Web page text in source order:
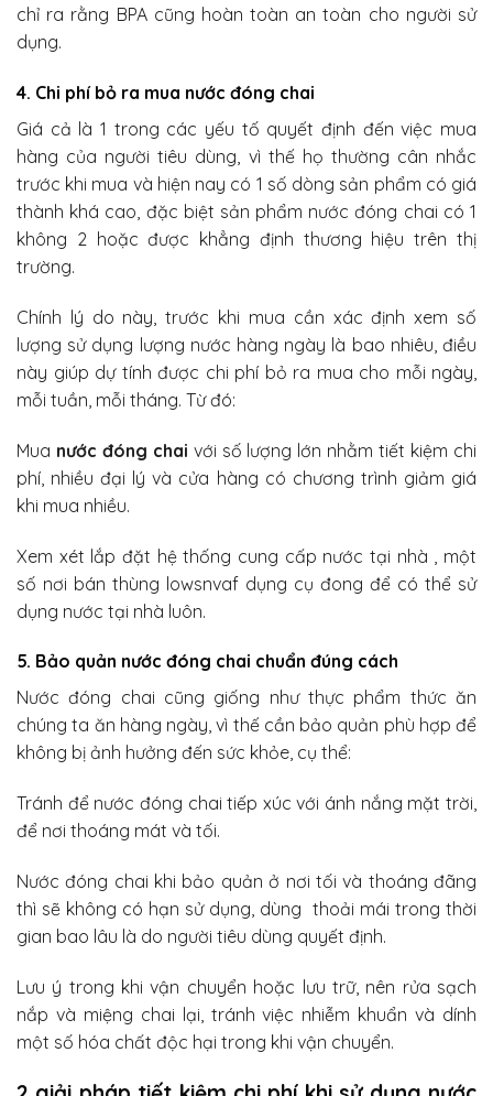
chỉ ra rằng BPA cũng hoàn toàn an toàn cho người sử
dụng.
4. Chi phí bỏ ra mua nước đóng chai
Giá cả là 1 trong các yếu tố quyết định đến việc mua
hàng của người tiêu dùng, vì thế họ thường cân nhắc
trước khi mua và hiện nay có 1 số dòng sản phẩm có giá
thành khá cao, đặc biệt sản phẩm nước đóng chai có 1
không 2 hoặc được khẳng định thương hiệu trên thị
trường.
Chính lý do này, trước khi mua cần xác định xem số
lượng sử dụng lượng nước hàng ngày là bao nhiêu, điều
này giúp dự tính được chi phí bỏ ra mua cho mỗi ngày,
mỗi tuần, mỗi tháng. Từ đó:
Mua nước đóng chai với số lượng lớn nhằm tiết kiệm chi
phí, nhiều đại lý và cửa hàng có chương trình giảm giá
khi mua nhiều.
Xem xét lắp đặt hệ thống cung cấp nước tại nhà , một
số nơi bán thùng lowsnvaf dụng cụ đong để có thể sử
dụng nước tại nhà luôn.
5. Bảo quản nước đóng chai chuẩn đúng cách
Nước đóng chai cũng giống như thực phẩm thức ăn
chúng ta ăn hàng ngày, vì thế cần bảo quản phù hợp để
không bị ảnh hưởng đến sức khỏe, cụ thể:
Tránh để nước đóng chai tiếp xúc với ánh nắng mặt trời,
để nơi thoáng mát và tối.
Nước đóng chai khi bảo quản ở nơi tối và thoáng đãng
thì sẽ không có hạn sử dụng, dùng thoải mái trong thời
gian bao lâu là do người tiêu dùng quyết định.
Lưu ý trong khi vận chuyển hoặc lưu trữ, nên rửa sạch
nắp và miệng chai lại, tránh việc nhiễm khuẩn và dính
một số hóa chất độc hại trong khi vận chuyển.